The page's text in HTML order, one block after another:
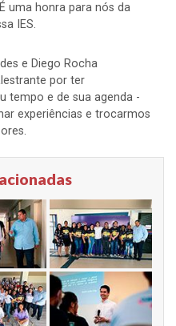
uma honra para nós da
IES.
e Diego Rocha
por ter
tempo e de sua agenda -
experiências e trocarmos